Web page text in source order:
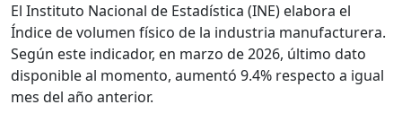
El Instituto Nacional de Estadística (INE) elabora el
Índice de volumen físico de la industria manufacturera.
Según este indicador, en marzo de 2026, último dato
disponible al momento, aumentó 9.4% respecto a igual
mes del año anterior.